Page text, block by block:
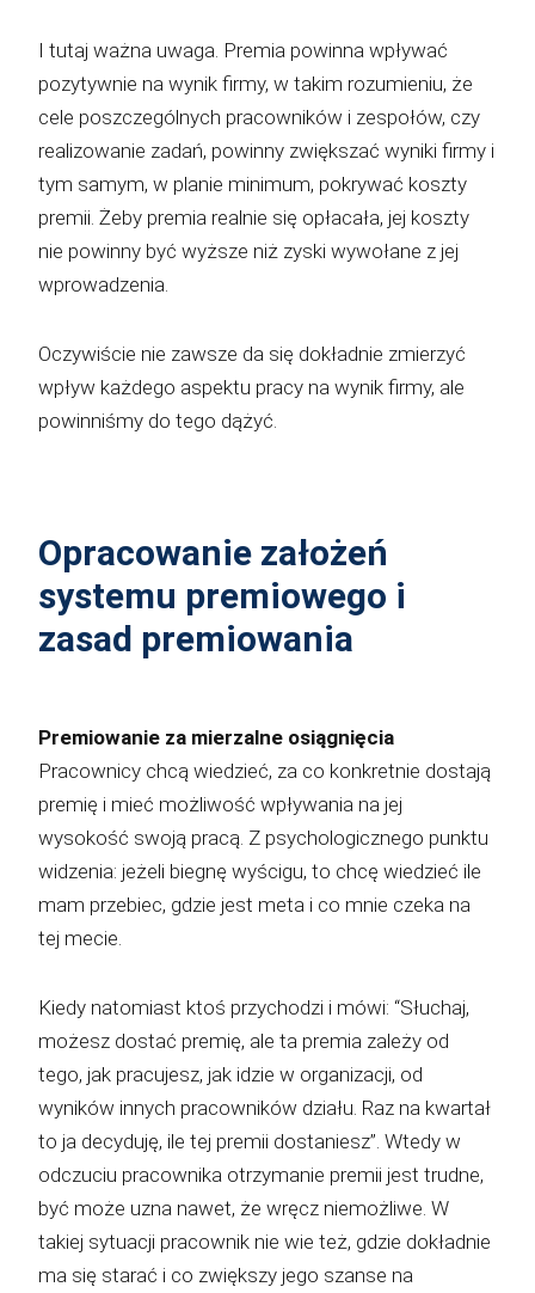
I tutaj ważna uwaga. Premia powinna wpływać
pozytywnie na wynik firmy, w takim rozumieniu, że
cele poszczególnych pracowników i zespołów, czy
realizowanie zadań, powinny zwiększać wyniki firmy i
tym samym, w planie minimum, pokrywać koszty
premii. Żeby premia realnie się opłacała, jej koszty
nie powinny być wyższe niż zyski wywołane z jej
wprowadzenia.
Oczywiście nie zawsze da się dokładnie zmierzyć
wpływ każdego aspektu pracy na wynik firmy, ale
powinniśmy do tego dążyć.
Opracowanie założeń
systemu premiowego i
zasad premiowania
Premiowanie za mierzalne osiągnięcia
Pracownicy chcą wiedzieć, za co konkretnie dostają
premię i mieć możliwość wpływania na jej
wysokość swoją pracą. Z psychologicznego punktu
widzenia: jeżeli biegnę wyścigu, to chcę wiedzieć ile
mam przebiec, gdzie jest meta i co mnie czeka na
tej mecie.
Kiedy natomiast ktoś przychodzi i mówi: “Słuchaj,
możesz dostać premię, ale ta premia zależy od
tego, jak pracujesz, jak idzie w organizacji, od
wyników innych pracowników działu. Raz na kwartał
to ja decyduję, ile tej premii dostaniesz”. Wtedy w
odczuciu pracownika otrzymanie premii jest trudne,
być może uzna nawet, że wręcz niemożliwe. W
takiej sytuacji pracownik nie wie też, gdzie dokładnie
ma się starać i co zwiększy jego szanse na